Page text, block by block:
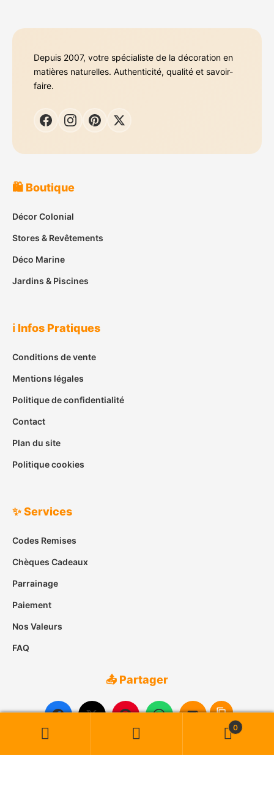
Depuis 2007, votre spécialiste de la décoration en
matières naturelles. Authenticité, qualité et savoir-
faire.
🛍️ Boutique
Décor Colonial
Stores & Revêtements
Déco Marine
Jardins & Piscines
ℹ️ Infos Pratiques
Conditions de vente
Mentions légales
Politique de confidentialité
Contact
Plan du site
Politique cookies
✨ Services
Codes Remises
Chèques Cadeaux
Parrainage
Paiement
Nos Valeurs
FAQ
📤 Partager
Recherche
pour :
Recherche
0